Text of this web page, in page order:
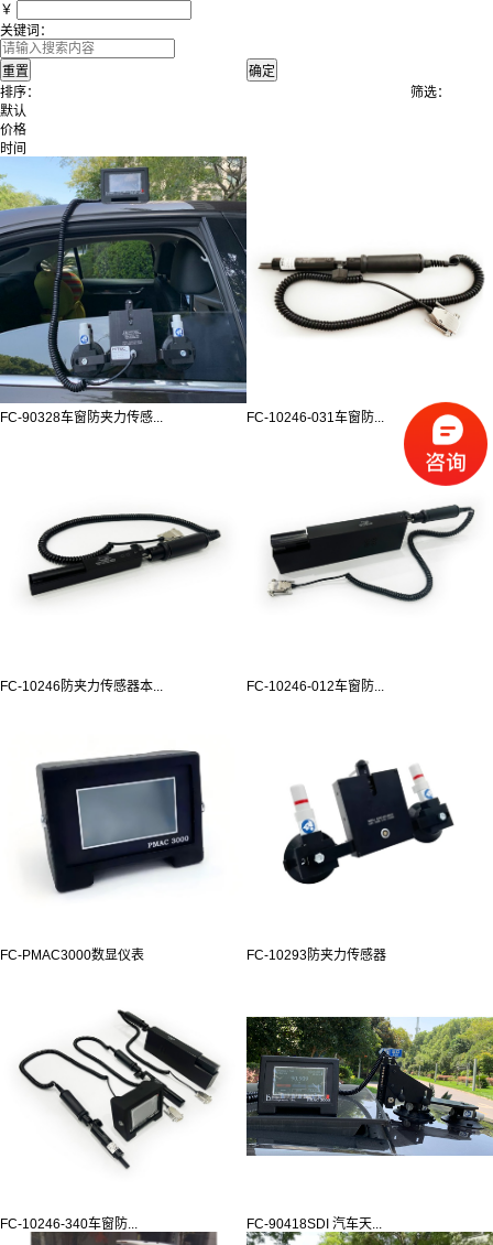
￥
关键词：
排序：
默认
价格
时间
筛选：
FC-90328车窗防夹力传感... FC-10246-031车窗防...
FC-10246防夹力传感器本... FC-10246-012车窗防...
FC-PMAC3000数显仪表 FC-10293防夹力传感器
FC-10246-340车窗防... FC-90418SDI 汽车天...